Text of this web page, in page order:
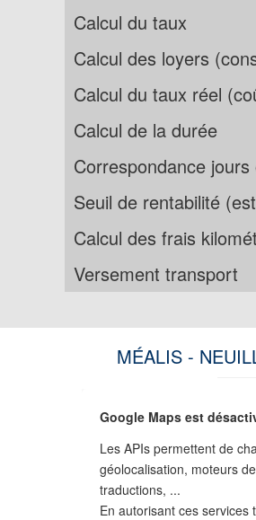
Calcul du taux
Calcul des loyers
Calcul du taux réel
Calcul de la durée
Correspondance
Seuil de rentabilité
Calcul des frais
Versement transport
MÉALIS -
Google Maps est
Les APIs permettent de
géolocalisation, moteurs
traductions, ...
En autorisant ces services